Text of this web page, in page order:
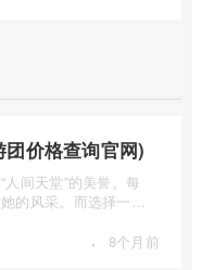
价格查询官网)
间天堂”的美誉。每
的风采。而选择一个
· 8个月前